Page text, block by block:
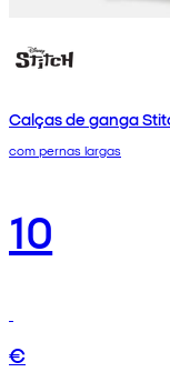
Calças de ganga
com pernas largas
10
€